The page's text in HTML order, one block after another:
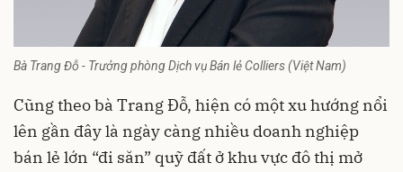
Bà Trang Đỗ - Trưởng phòng Dịch vụ Bán lẻ Colliers (Việt Nam)
Cũng theo bà Trang Đỗ, hiện có một xu hướng nổi
lên gần đây là ngày càng nhiều doanh nghiệp
bán lẻ lớn “đi săn” quỹ đất ở khu vực đô thị mở